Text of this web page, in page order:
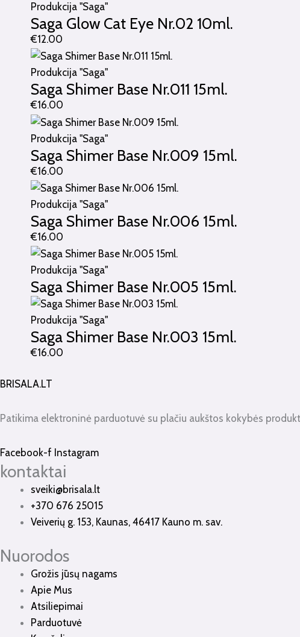
Produkcija "Saga"
Saga Glow Cat Eye Nr.02 10ml.
€12.00
Produkcija "Saga"
Saga Shimer Base Nr.011 15ml.
€16.00
Produkcija "Saga"
Saga Shimer Base Nr.009 15ml.
€16.00
Produkcija "Saga"
Saga Shimer Base Nr.006 15ml.
€16.00
Produkcija "Saga"
Saga Shimer Base Nr.005 15ml.
Produkcija "Saga"
Saga Shimer Base Nr.003 15ml.
€16.00
BRISALA.LT
Patikima elektroninė parduotuvė su plačiu aukštos kokybės
Facebook-f Instagram
kontaktai
sveiki@brisala.lt
+370 676 25015
Veiverių g. 153, Kaunas, 46417 Kauno m. sav.
Nuorodos
Grožis jūsų nagams
Apie Mus
Atsiliepimai
Parduotuvė